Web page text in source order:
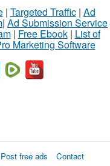
| Targeted Traffic| Ad
| Ad Submission Service
| Free Ebook| List of
Marketing Software
Post free ads Contact